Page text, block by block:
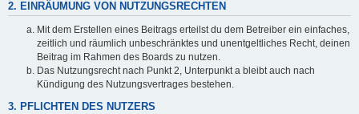
2. EINRÄUMUNG VON NUTZUNGSRECHTEN
Mit dem Erstellen eines Beitrags erteilst du dem Betreiber ein einfaches,
zeitlich und räumlich unbeschränktes und unentgeltliches Recht, deinen
Beitrag im Rahmen des Boards zu nutzen.
Das Nutzungsrecht nach Punkt 2, Unterpunkt a bleibt auch nach
Kündigung des Nutzungsvertrages bestehen.
3. PFLICHTEN DES NUTZERS